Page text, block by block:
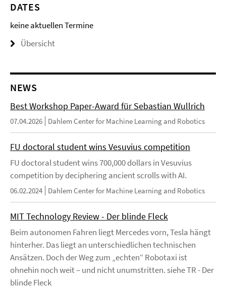
DATES
keine aktuellen Termine
Übersicht
NEWS
Best Workshop Paper-Award für Sebastian Wullrich
07.04.2026 Dahlem Center for Machine Learning and Robotics
FU doctoral student wins Vesuvius competition
FU doctoral student wins 700,000 dollars in Vesuvius
competition by deciphering ancient scrolls with AI.
06.02.2024 Dahlem Center for Machine Learning and Robotics
MIT Technology Review - Der blinde Fleck
Beim autonomen Fahren liegt Mercedes vorn, Tesla hängt
hinterher. Das liegt an unterschiedlichen technischen
Ansätzen. Doch der Weg zum „echten“ Robotaxi ist
ohnehin noch weit – und nicht unumstritten. siehe TR - Der
blinde Fleck